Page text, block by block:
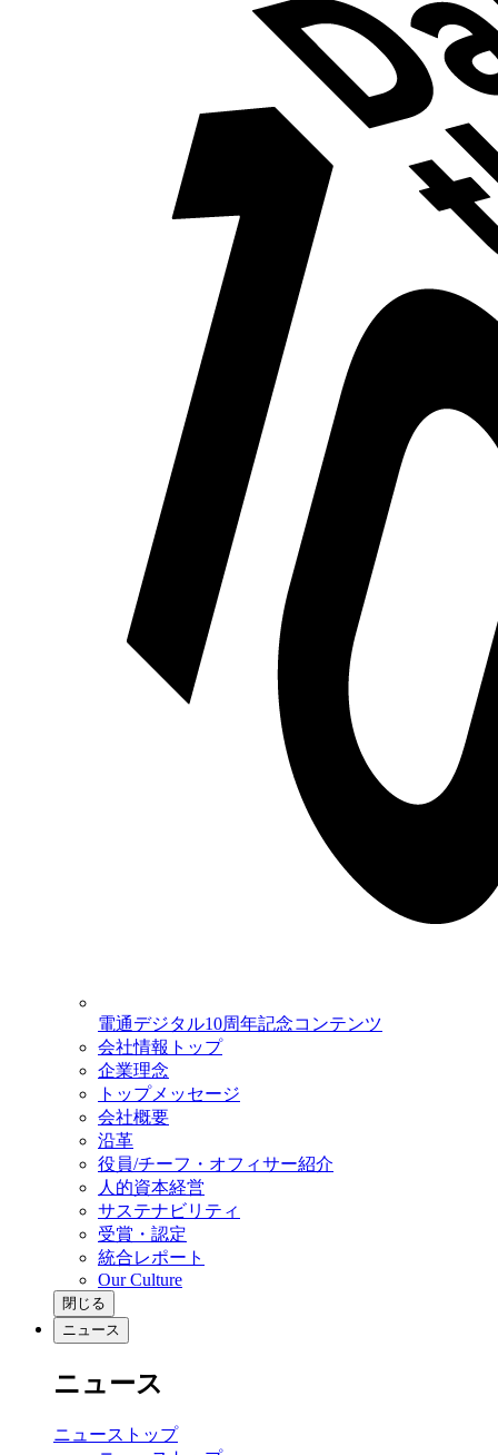
電通デジタル10周年記念コンテンツ
会社情報トップ
企業理念
トップメッセージ
会社概要
沿革
役員/チーフ・オフィサー紹介
人的資本経営
サステナビリティ
受賞・認定
統合レポート
Our Culture
閉じる
ニュース
ニュース
ニューストップ